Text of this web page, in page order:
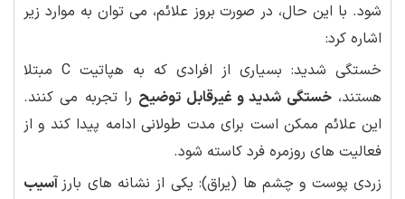
شود. با این حال، در صورت بروز علائم، می توان به موارد زیر
اشاره کرد:
خستگی شدید: بسیاری از افرادی که به هپاتیت C مبتلا
هستند،خستگی شدید و غیرقابل توضیح را تجربه می کنند.
این علائم ممکن است برای مدت طولانی ادامه پیدا کند و از
فعالیت های روزمره فرد کاسته شود.
زردی پوست و چشم ها (یراق): یکی از نشانه های بارز آسیب